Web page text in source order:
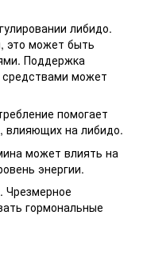
либидо.
это может быть
Поддержка
средствами может
помогает
влияющих на либидо.
может влиять на
энергии.
Чрезмерное
гормональные